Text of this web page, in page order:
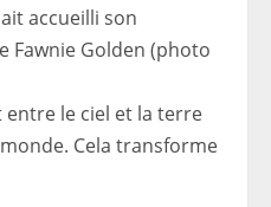
accueilli son
Fawnie Golden (photo
entre le ciel et la terre
Cela transforme